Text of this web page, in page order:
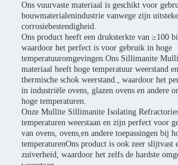
Ons vuurvaste materiaal is geschikt voor
bouwmaterialenindustrie vanwege zijn
corrosiebestendigheid.
Ons product heeft een druksterkte van ≥100
waardoor het perfect is voor gebruik in hoge
temperatuuromgevingen.Ons Sillimanite
materiaal heeft hoge temperatuur weerstand
thermische schok weerstand., waardoor het
in industriële ovens, glazen ovens en andere
hoge temperaturen.
Onze Mullite Sillimanite Isolating
temperaturen weerstaan en zijn perfect voor
van ovens, ovens,en andere toepassingen bij
temperaturenOns product is ook zeer slijtvast
zuiverheid, waardoor het zelfs de hardste